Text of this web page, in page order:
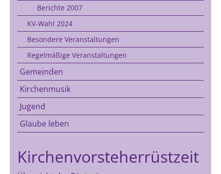
Berichte 2007
KV-Wahl 2024
Besondere Veranstaltungen
Regelmäßige Veranstaltungen
Gemeinden
Kirchenmusik
Jugend
Glaube leben
Kirchenvorsteherrüstzeit